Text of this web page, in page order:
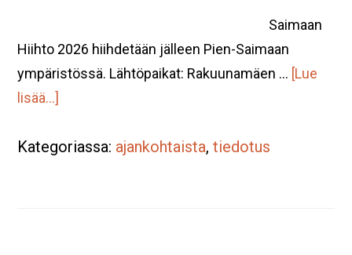
Saimaan
Hiihto 2026 hiihdetään jälleen Pien-Saimaan
ympäristössä. Lähtöpaikat: Rakuunamäen … [Lue
lisää...]
2026
Kategoriassa: ajankohtaista,tiedotus